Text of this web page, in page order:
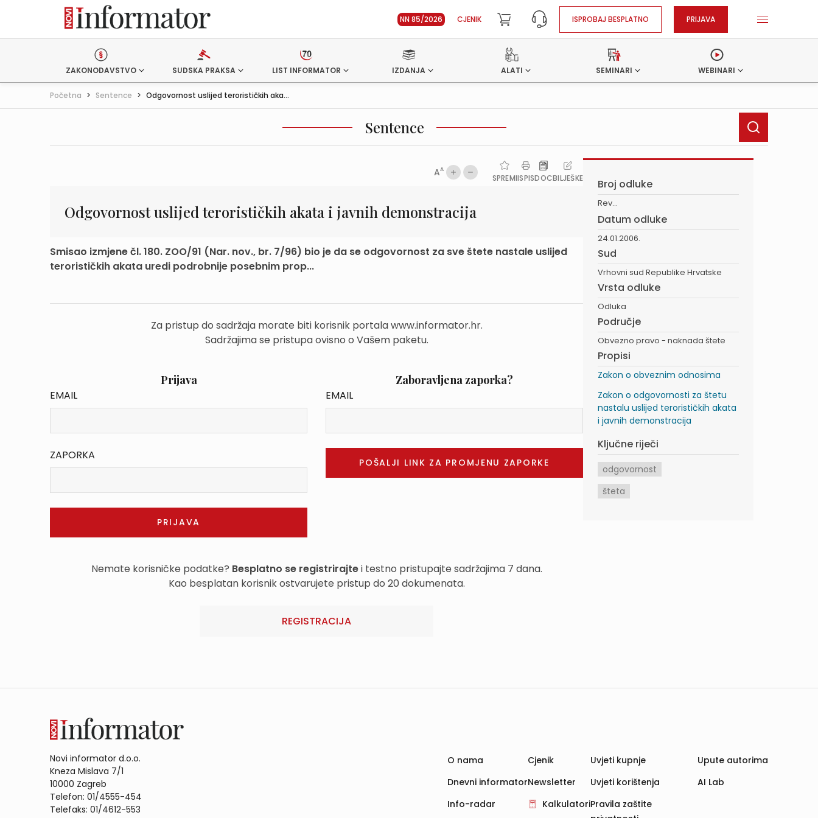
NN 85/2026 CJENIK ISPROBAJ BESPLATNO PRIJAVA
ZAKONODAVSTVO SUDSKA PRAKSA LIST INFORMATOR IZDANJA ALATI SEMINARI WEBINARI
Početna > Sentence > Odgovornost uslijed terorističkih aka...
Sentence
AA
SPREMIISPISDOCBILJEŠKE
Odgovornost uslijed terorističkih akata i javnih demonstracija
Smisao izmjene čl. 180. ZOO/91 (Nar. nov., br. 7/96) bio je da se odgovornost za sve štete nastale uslijed
terorističkih akata uredi podrobnije posebnim prop...
Za pristup do sadržaja morate biti korisnik portala www.informator.hr.
Sadržajima se pristupa ovisno o Vašem paketu.
Prijava
EMAIL
ZAPORKA
Zaboravljena zaporka?
EMAIL
Nemate korisničke podatke? Besplatno se registrirajtei testno pristupajte sadržajima 7 dana.
Kao besplatan korisnik ostvarujete pristup do 20 dokumenata.
REGISTRACIJA
Broj odluke
Rev...
Datum odluke
24.01.2006.
Sud
Vrhovni sud Republike Hrvatske
Vrsta odluke
Odluka
Područje
Obvezno pravo - naknada štete
Propisi
Zakon o obveznim odnosima
Zakon o odgovornosti za štetu
nastalu uslijed terorističkih akata
i javnih demonstracija
Ključne riječi
odgovornost
šteta
Novi informator d.o.o.
Kneza Mislava 7/1
10000 Zagreb
Telefon: 01/4555-454
Telefaks: 01/4612-553
O nama
Dnevni informator
Info-radar
Cjenik
Newsletter
Kalkulatori
Uvjeti kupnje
Uvjeti korištenja
Pravila zaštite
Upute autorima
AI Lab